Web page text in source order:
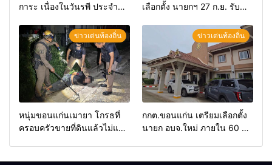
การะ เนื่องในวันรพี ประจำปี
วันรพี เพื่อเชื่อมความสัมพันธ์
อันดีของหน่วยงานใน
กระบวนการยุติธรรม
เลือกตั้ง นายกฯ 27 ก.ย. รับ
ลงสมัครรับการเลือกตั้งหาก
คุณสมบัติครบ มั่นใจคนใช้
สิทธิ์ทะลุ 70%
ข่าวเด่นท้องถิ่น
หนุ่มขอนแก่นเมายา โกรธที่
ครอบครัวขายที่ดินแล้วไม่แบ่ง
ข่าวเด่นท้องถิ่น
กกต.ขอนแก่น เตรียมเลือกตั้ง
นายก อบจ.ใหม่ ภายใน 60 วัน